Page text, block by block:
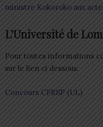
ministre Kokoroko aux
L’Université de
Pour toutes informations
sur le lien ci dessous:
Concours CFRSP (UL)